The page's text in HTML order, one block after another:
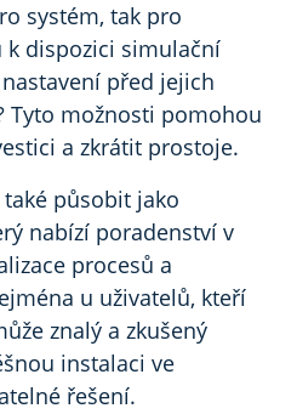
systém, tak pro
k dispozici simulační
před jejich
Tyto možnosti pomohou
a zkrátit prostoje.
působit jako
nabízí poradenství v
procesů a
u uživatelů, kteří
znalý a zkušený
instalaci ve
řešení.